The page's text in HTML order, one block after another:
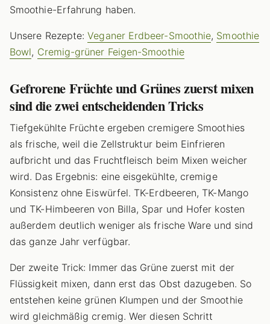
Smoothie-Erfahrung haben.
Unsere Rezepte:Veganer Erdbeer-Smoothie, Smoothie
Bowl, Cremig-grüner Feigen-Smoothie
Gefrorene Früchte und Grünes zuerst mixen
sind die zwei entscheidenden Tricks
Tiefgekühlte Früchte ergeben cremigere Smoothies
als frische, weil die Zellstruktur beim Einfrieren
aufbricht und das Fruchtfleisch beim Mixen weicher
wird. Das Ergebnis: eine eisgekühlte, cremige
Konsistenz ohne Eiswürfel. TK-Erdbeeren, TK-Mango
und TK-Himbeeren von Billa, Spar und Hofer kosten
außerdem deutlich weniger als frische Ware und sind
das ganze Jahr verfügbar.
Der zweite Trick: Immer das Grüne zuerst mit der
Flüssigkeit mixen, dann erst das Obst dazugeben. So
entstehen keine grünen Klumpen und der Smoothie
wird gleichmäßig cremig. Wer diesen Schritt